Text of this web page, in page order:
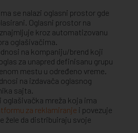
se nalazi oglasni prostor gde
Oglasni prostor na
kroz automatizovanu
oglašivačima.
na kompaniju/brend koji
za unapred definisanu grupu
mestu u određeno vreme.
na izdavača oglasnog
sajta.
oglašivačka mreža koja ima
za reklamiranje i povezuje
žele da distribuiraju svoje